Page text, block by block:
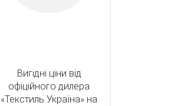
Вигідні ціни від
офіційного дилера
«Текстиль Україна» на